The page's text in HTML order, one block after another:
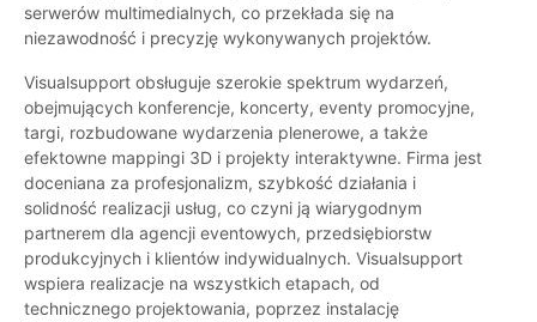
serwerów multimedialnych, co przekłada się na
niezawodność i precyzję wykonywanych projektów.
Visualsupport obsługuje szerokie spektrum wydarzeń,
obejmujących konferencje, koncerty, eventy promocyjne,
targi, rozbudowane wydarzenia plenerowe, a także
efektowne mappingi 3D i projekty interaktywne. Firma jest
doceniana za profesjonalizm, szybkość działania i
solidność realizacji usług, co czyni ją wiarygodnym
partnerem dla agencji eventowych, przedsiębiorstw
produkcyjnych i klientów indywidualnych. Visualsupport
wspiera realizacje na wszystkich etapach, od
technicznego projektowania, poprzez instalację